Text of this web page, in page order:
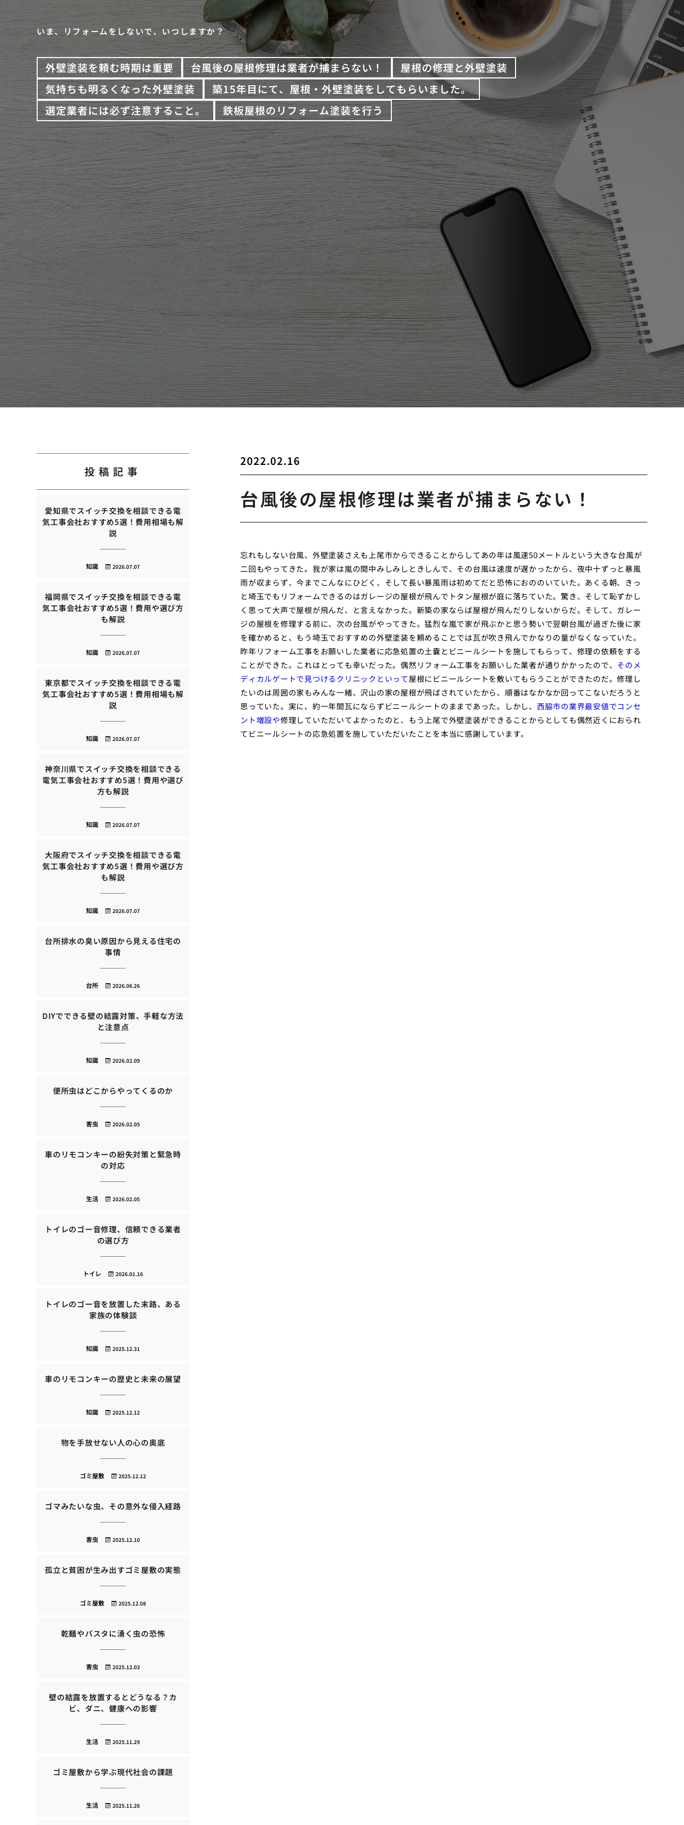
いま、リフォームをしないで、いつしますか？
外壁塗装を頼む時期は重要 台風後の屋根修理は業者が捕まらない！
屋根の修理と外壁塗装
気持ちも明るくなった外壁塗装
築15年目にて、屋根・外壁塗装をしてもらいました。
選定業者には必ず注意すること。
鉄板屋根のリフォーム塗装を行う
2022.02.16
台風後の屋根修理は業者が捕まらない！
忘れもしない台風、外壁塗装さえも上尾市からできることからしてあの年は風速50メートルという大きな台風が
二回もやってきた。我が家は嵐の間中みしみしときしんで、その台風は速度が遅かったから、夜中十ずっと暴風
雨が収まらず、今までこんなにひどく、そして長い暴風雨は初めてだと恐怖におののいていた。あくる朝、きっ
と埼玉でもリフォームできるのはガレージの屋根が飛んでトタン屋根が庭に落ちていた。驚き、そして恥ずかし
く思って大声で屋根が飛んだ、と言えなかった。新築の家ならば屋根が飛んだりしないからだ。そして、ガレー
ジの屋根を修理する前に、次の台風がやってきた。猛烈な嵐で家が飛ぶかと思う勢いで翌朝台風が過ぎた後に家
を確かめると、もう埼玉でおすすめの外壁塗装を頼めることでは瓦が吹き飛んでかなりの量がなくなっていた。
昨年リフォーム工事をお願いした業者に応急処置の土嚢とビニールシートを施してもらって、修理の依頼をする
ことができた。これはとっても幸いだった。偶然リフォーム工事をお願いした業者が通りかかったので、 そのメ
ディカルゲートで見つけるクリニックといって屋根にビニールシートを敷いてもらうことができたのだ。修理し
たいのは周囲の家もみんな一緒、沢山の家の屋根が飛ばされていたから、順番はなかなか回ってこないだろうと
思っていた。実に、約一年間瓦にならずビニールシートのままであった。しかし、 西脇市の業界最安値でコンセ
ント増設や修理していただいてよかったのと、もう上尾で外壁塗装ができることからとしても偶然近くにおられ
てビニールシートの応急処置を施していただいたことを本当に感謝しています。
投稿記事
愛知県でスイッチ交換を相談できる電
気工事会社おすすめ5選！費用相場も解
説
2026.07.07
知識
福岡県でスイッチ交換を相談できる電
気工事会社おすすめ5選！費用や選び方
も解説
2026.07.07
知識
東京都でスイッチ交換を相談できる電
気工事会社おすすめ5選！費用相場も解
説
2026.07.07
知識
神奈川県でスイッチ交換を相談できる
電気工事会社おすすめ5選！費用や選び
方も解説
2026.07.07
知識
大阪府でスイッチ交換を相談できる電
気工事会社おすすめ5選！費用や選び方
も解説
2026.07.07
知識
台所排水の臭い原因から見える住宅の
事情
2026.06.26
台所
DIYでできる壁の結露対策、手軽な方法
と注意点
2026.02.09
知識
便所虫はどこからやってくるのか
2026.02.05
害虫
車のリモコンキーの紛失対策と緊急時
の対応
2026.02.05
生活
トイレのゴー音修理、信頼できる業者
の選び方
2026.01.16
トイレ
トイレのゴー音を放置した末路、ある
家族の体験談
2025.12.31
知識
車のリモコンキーの歴史と未来の展望
2025.12.12
知識
物を手放せない人の心の奥底
2025.12.12
ゴミ屋敷
ゴマみたいな虫、その意外な侵入経路
2025.12.10
害虫
孤立と貧困が生み出すゴミ屋敷の実態
2025.12.08
ゴミ屋敷
乾麺やパスタに湧く虫の恐怖
2025.12.03
害虫
壁の結露を放置するとどうなる？カ
ビ、ダニ、健康への影響
2025.11.29
生活
ゴミ屋敷から学ぶ現代社会の課題
2025.11.26
生活